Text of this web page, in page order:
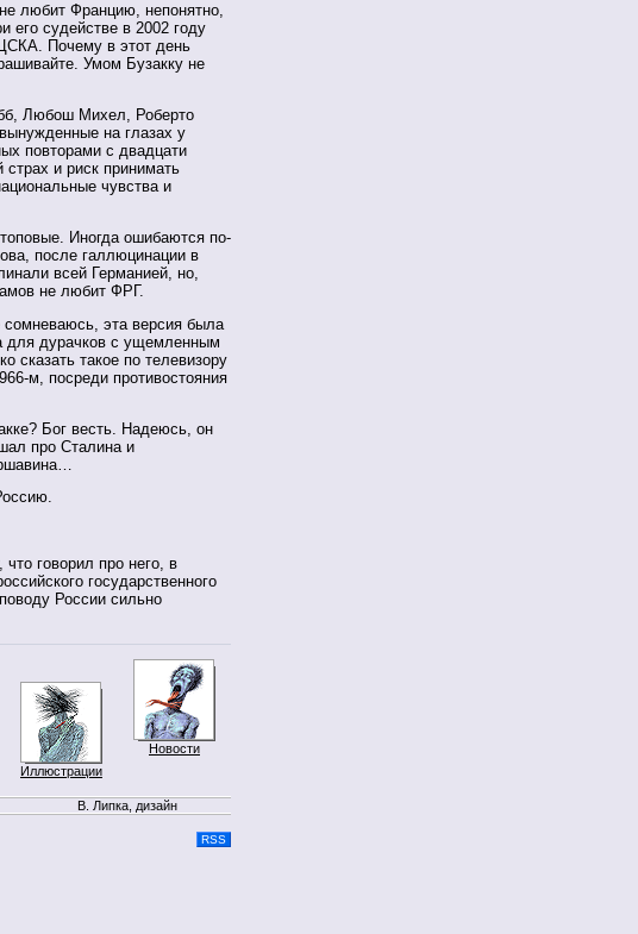
любит Францию, непонятно,
его судействе в 2002 году
Почему в этот день
Умом Бузакку не
Любош Михел, Роберто
на глазах у
повторами с двадцати
страх и риск принимать
чувства и
Иногда ошибаются по-
после галлюцинации в
всей Германией, но,
не любит ФРГ.
эта версия была
для дурачков с ущемленным
сказать такое по телевизору
м, посреди противостояния
Бог весть. Надеюсь, он
про Сталина и
говорил про него, в
государственного
России сильно
Иллюстрации
Новости
В. Липка, дизайн
RSS